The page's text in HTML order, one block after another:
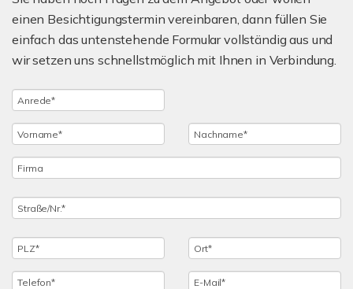
einen Besichtigungstermin vereinbaren, dann füllen Sie
einfach das untenstehende Formular vollständig aus und
wir setzen uns schnellstmöglich mit Ihnen in Verbindung.